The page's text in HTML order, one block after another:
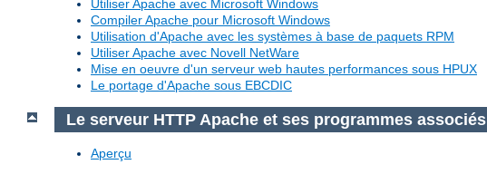
Utiliser Apache avec Microsoft Windows
Compiler Apache pour Microsoft Windows
Utilisation d'Apache avec les systèmes à base de paquets RPM
Utiliser Apache avec Novell NetWare
Mise en oeuvre d'un serveur web hautes performances sous HPUX
Le portage d'Apache sous EBCDIC
Le serveur HTTP Apache et ses programmes associés
Aperçu